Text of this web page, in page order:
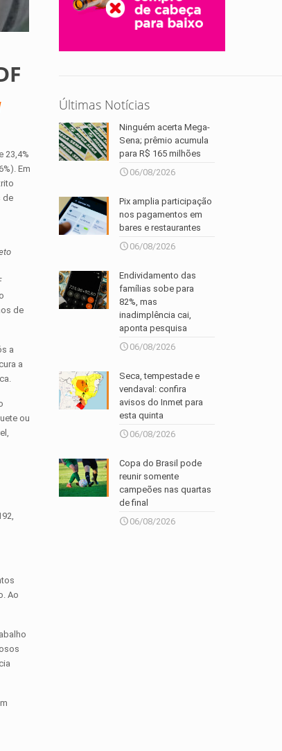
23,4%
Em
de
de
a
a
ou
Ao
Últimas Notícias
Ninguém acerta Mega-
Sena; prêmio acumula
para R$ 165 milhões
06/08/2026
Pix amplia participação
nos pagamentos em
bares e restaurantes
06/08/2026
Endividamento das
famílias sobe para
82%, mas
inadimplência cai,
aponta pesquisa
06/08/2026
Seca, tempestade e
vendaval: confira
avisos do Inmet para
esta quinta
06/08/2026
Copa do Brasil pode
reunir somente
campeões nas quartas
de final
06/08/2026